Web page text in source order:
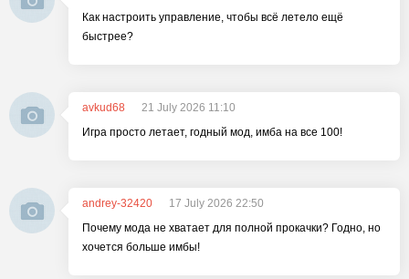
Как настроить управление, чтобы всё летело ещё
быстрее?
avkud68
21 July 2026 11:10
Игра просто летает, годный мод, имба на все 100!
andrey-32420
17 July 2026 22:50
Почему мода не хватает для полной прокачки? Годно, но
хочется больше имбы!